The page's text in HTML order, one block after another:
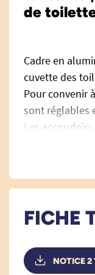
de
Cadre en
cuvette des
Pour convenir
sont réglables
Les
meilleure
Peut être
surélevé.
Les pieds et
facilement
situe entre 33
Adaptable sur
FICHE
NOTICE 2